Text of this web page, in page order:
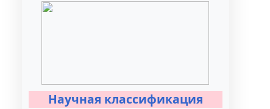
Научная классификация